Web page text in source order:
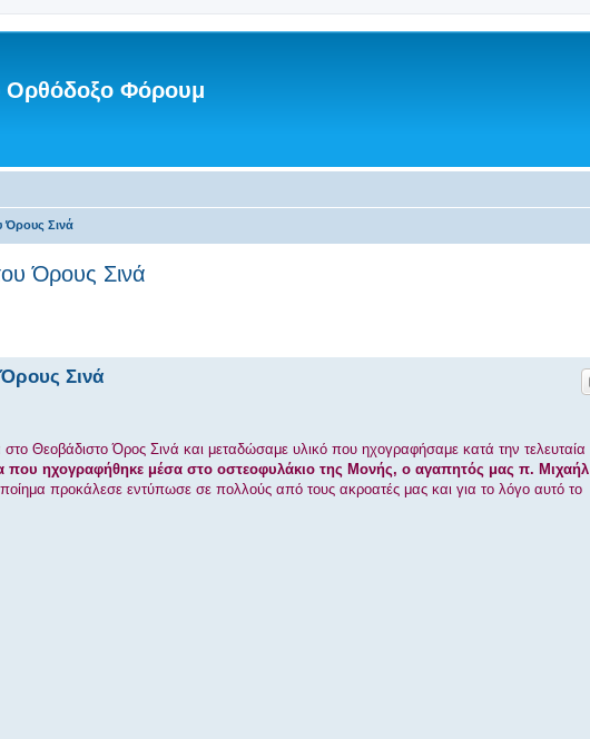
Ορθόδοξο Φόρουμ
Όρους Σινά
Όρους Σινά
Σινά
Θεοβάδιστο Όρος Σινά και μεταδώσαμε υλικό που ηχογραφήσαμε κατά την τελευταία
ηχογραφήθηκε μέσα στο οστεοφυλάκιο της Μονής, ο αγαπητός μας π. Μιχαήλ
προκάλεσε εντύπωσε σε πολλούς από τους ακροατές μας και για το λόγο αυτό το